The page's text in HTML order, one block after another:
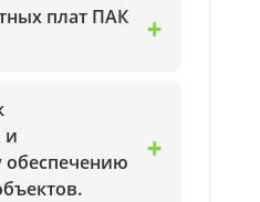
плат ПАК
и